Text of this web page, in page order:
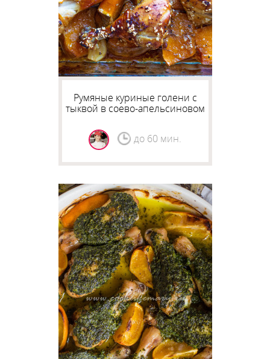
Румяные куриные голени с
тыквой в соево-апельсиновом
до 60 мин.